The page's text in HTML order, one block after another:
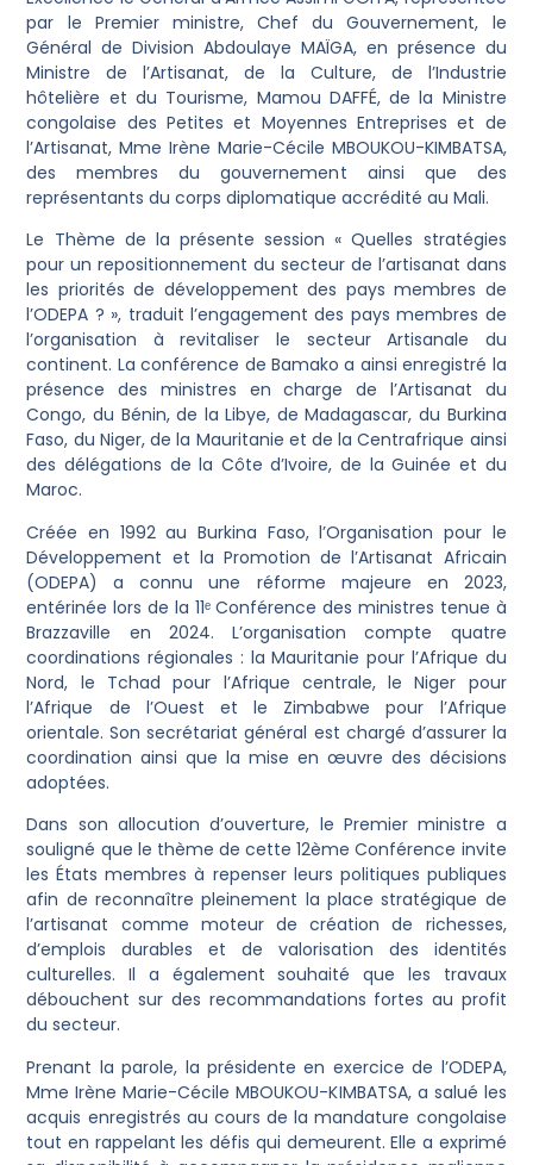
par le Premier ministre, Chef du Gouvernement, le
Général de Division Abdoulaye MAÏGA, en présence du
Ministre de l’Artisanat, de la Culture, de l’Industrie
hôtelière et du Tourisme, Mamou DAFFÉ, de la Ministre
congolaise des Petites et Moyennes Entreprises et de
l’Artisanat, Mme Irène Marie-Cécile MBOUKOU-KIMBATSA,
des membres du gouvernement ainsi que des
représentants du corps diplomatique accrédité au Mali.
Le Thème de la présente session « Quelles stratégies
pour un repositionnement du secteur de l’artisanat dans
les priorités de développement des pays membres de
l’ODEPA ? », traduit l’engagement des pays membres de
l’organisation à revitaliser le secteur Artisanale du
continent. La conférence de Bamako a ainsi enregistré la
présence des ministres en charge de l’Artisanat du
Congo, du Bénin, de la Libye, de Madagascar, du Burkina
Faso, du Niger, de la Mauritanie et de la Centrafrique ainsi
des délégations de la Côte d’Ivoire, de la Guinée et du
Maroc.
Créée en 1992 au Burkina Faso, l’Organisation pour le
Développement et la Promotion de l’Artisanat Africain
(ODEPA) a connu une réforme majeure en 2023,
entérinée lors de la 11ᵉ Conférence des ministres tenue à
Brazzaville en 2024. L’organisation compte quatre
coordinations régionales : la Mauritanie pour l’Afrique du
Nord, le Tchad pour l’Afrique centrale, le Niger pour
l’Afrique de l’Ouest et le Zimbabwe pour l’Afrique
orientale. Son secrétariat général est chargé d’assurer la
coordination ainsi que la mise en œuvre des décisions
adoptées.
Dans son allocution d’ouverture, le Premier ministre a
souligné que le thème de cette 12ème Conférence invite
les États membres à repenser leurs politiques publiques
afin de reconnaître pleinement la place stratégique de
l’artisanat comme moteur de création de richesses,
d’emplois durables et de valorisation des identités
culturelles. Il a également souhaité que les travaux
débouchent sur des recommandations fortes au profit
du secteur.
Prenant la parole, la présidente en exercice de l’ODEPA,
Mme Irène Marie-Cécile MBOUKOU-KIMBATSA, a salué les
acquis enregistrés au cours de la mandature congolaise
tout en rappelant les défis qui demeurent. Elle a exprimé